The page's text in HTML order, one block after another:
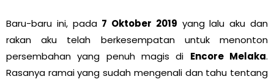
Baru-baru ini, pada 7 Oktober 2019 yang lalu aku dan
rakan aku telah berkesempatan untuk menonton
persembahan yang penuh magis di Encore Melaka.
Rasanya ramai yang sudah mengenali dan tahu tentang